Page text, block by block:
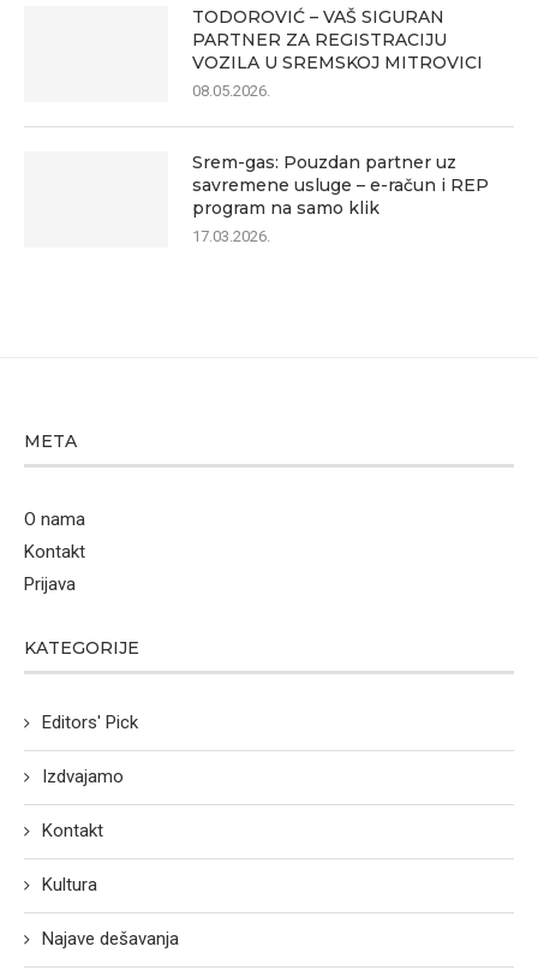
TODOROVIĆ – VAŠ SIGURAN
PARTNER ZA REGISTRACIJU
VOZILA U SREMSKOJ MITROVICI
08.05.2026.
Srem-gas: Pouzdan partner uz
savremene usluge – e-račun i REP
program na samo klik
17.03.2026.
META
O nama
Kontakt
Prijava
KATEGORIJE
Editors' Pick
Izdvajamo
Kontakt
Kultura
Najave dešavanja